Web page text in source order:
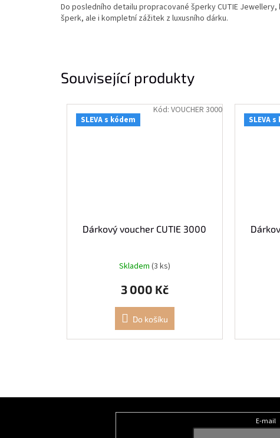
Související produkty
SLEVA s kódem
Dárkový voucher CUTIE 3000
Skladem (3 ks)
3 000 Kč
Do košíku
Kód: VOUCHER 3000
SLEVA
Do posledního detailu propracované šperky CUTIE
šperk, ale i kompletní zážitek z luxusního dárku.
E-mail